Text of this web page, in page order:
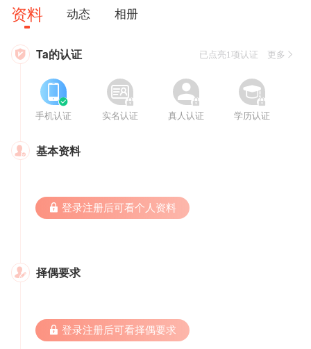
资料 动态 相册
 Ta的认证 已点亮1项认证 更多

手机认证


实名认证


真人认证


学历认证
 基本资料
 登录注册后可看个人资料
 择偶要求
 登录注册后可看择偶要求